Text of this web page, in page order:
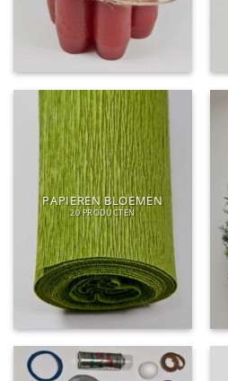
PAPIEREN BLOEMEN
20 PRODUCTEN